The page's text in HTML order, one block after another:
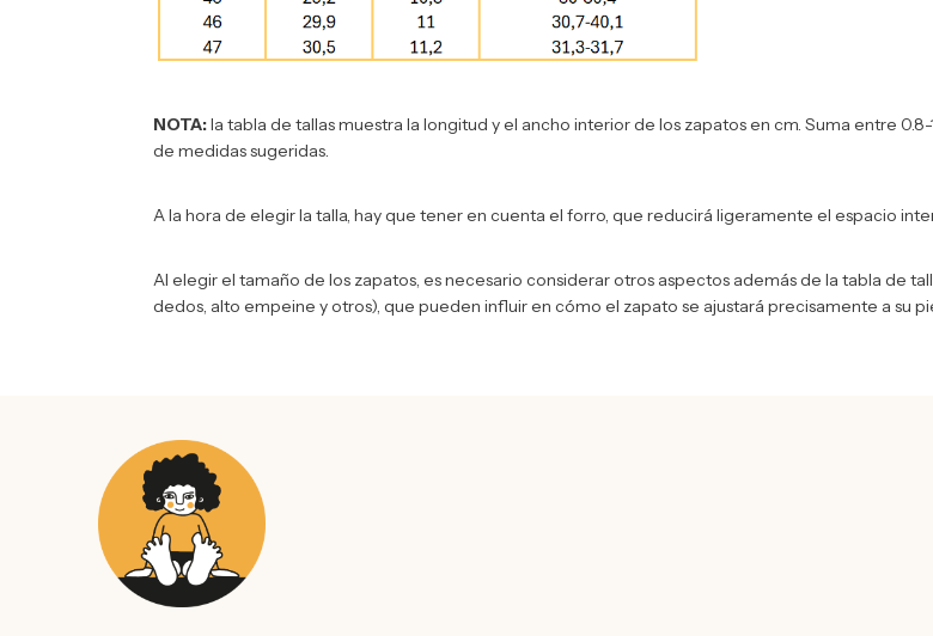
NOTA:la tabla de tallas muestra la longitud y el ancho interior de los zapatos en cm. Suma entre
de medidas sugeridas.
A la hora de elegir la talla, hay que tener en cuenta el forro, que reducirá ligeramente el espacio
Al elegir el tamaño de los zapatos, es necesario considerar otros aspectos además de la tabla de
dedos, alto empeine y otros), que pueden influir en cómo el zapato se ajustará precisamente a su